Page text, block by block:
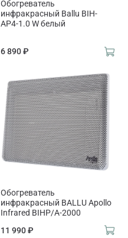
Обогреватель
инфракрасный Ballu BIH-
AP4-1.0 W белый
6 890 ₽
Обогреватель
инфракрасный BALLU Apollo
Infrared BIHP/A-2000
11 990 ₽